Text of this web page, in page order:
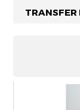
TRANSFER